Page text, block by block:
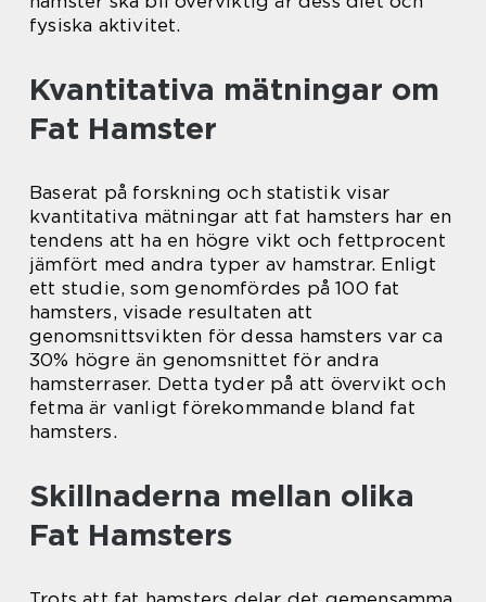
fysiska aktivitet.
Kvantitativa mätningar om
Fat Hamster
Baserat på forskning och statistik visar
kvantitativa mätningar att fat hamsters har en
tendens att ha en högre vikt och fettprocent
jämfört med andra typer av hamstrar. Enligt
ett studie, som genomfördes på 100 fat
hamsters, visade resultaten att
genomsnittsvikten för dessa hamsters var ca
30% högre än genomsnittet för andra
hamsterraser. Detta tyder på att övervikt och
fetma är vanligt förekommande bland fat
hamsters.
Skillnaderna mellan olika
Fat Hamsters